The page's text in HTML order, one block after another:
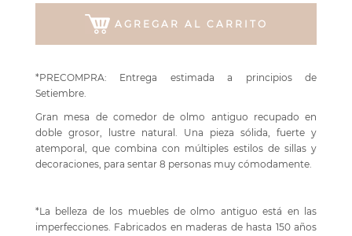
AGREGAR AL CARRITO
*PRECOMPRA: Entrega estimada a principios de
Setiembre.
Gran mesa de comedor de olmo antiguo recupado en
doble grosor, lustre natural. Una pieza sólida, fuerte y
atemporal, que combina con múltiples estilos de sillas y
decoraciones, para sentar 8 personas muy cómodamente.
*La belleza de los muebles de olmo antiguo está en las
imperfecciones. Fabricados en maderas de hasta 150 años